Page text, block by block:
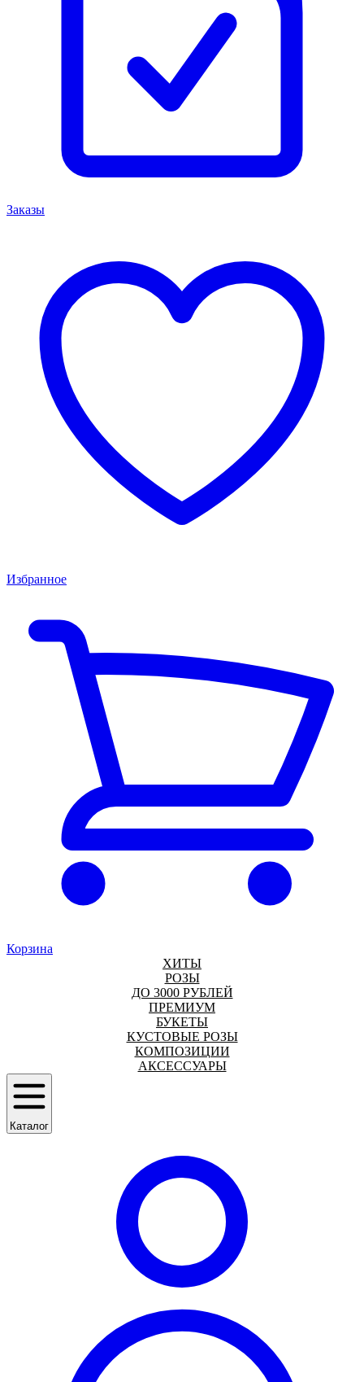
Заказы
Избранное
Корзина
ХИТЫ
РОЗЫ
ДО 3000 РУБЛЕЙ
ПРЕМИУМ
БУКЕТЫ
КУСТОВЫЕ РОЗЫ
КОМПОЗИЦИИ
АКСЕССУАРЫ
Каталог